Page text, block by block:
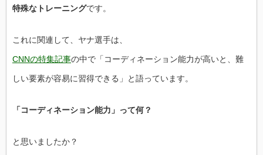
特殊なトレーニングです。
これに関連して、ヤナ選手は、
CNNの特集記事の中で「コーディネーション能力が高いと、難
しい要素が容易に習得できる」と語っています。
「コーディネーション能力」って何？
と思いましたか？